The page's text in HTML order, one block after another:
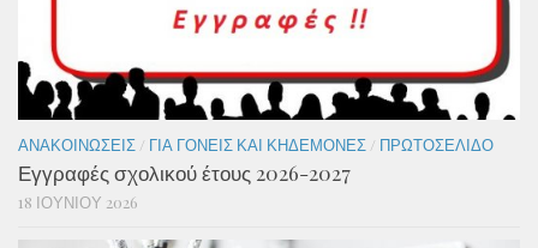
ΑΝΑΚΟΙΝΏΣΕΙΣ / ΓΙΑ ΓΟΝΕΊΣ ΚΑΙ ΚΗΔΕΜΌΝΕΣ / ΠΡΩΤΟΣΈΛΙΔΟ
Εγγραφές σχολικού έτους 2026-2027
18 ΙΟΥΝΊΟΥ 2026